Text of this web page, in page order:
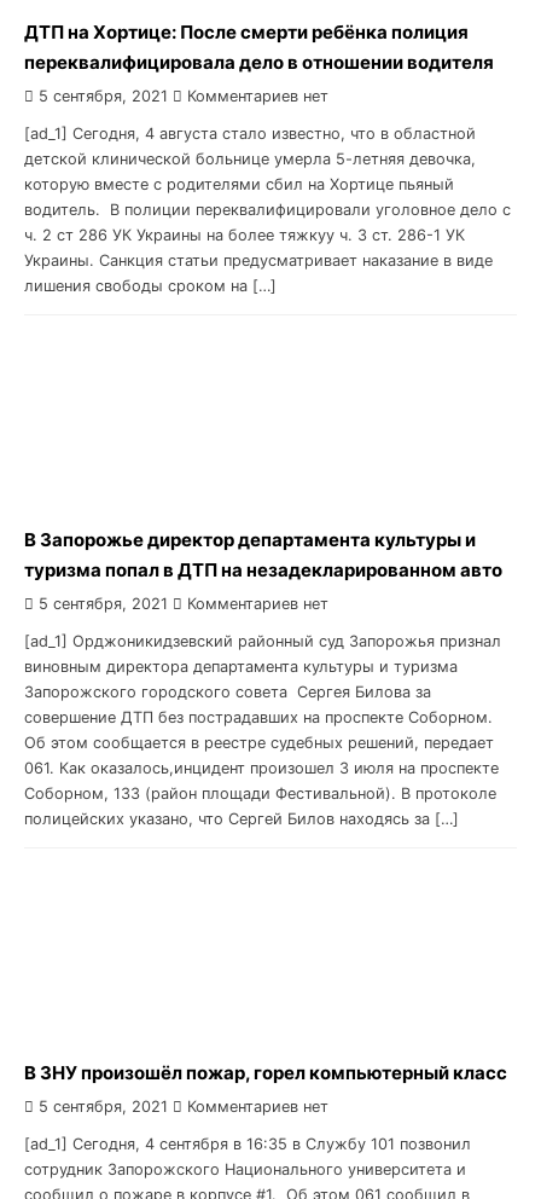
ДТП на Хортице: После смерти ребёнка полиция
переквалифицировала дело в отношении водителя
5 сентября, 2021 Комментариев нет
[ad_1] Сегодня, 4 августа стало известно, что в областной
детской клинической больнице умерла 5-летняя девочка,
которую вместе с родителями сбил на Хортице пьяный
водитель. В полиции переквалифицировали уголовное дело с
ч. 2 ст 286 УК Украины на более тяжкуу ч. 3 ст. 286-1 УК
Украины. Санкция статьи предусматривает наказание в виде
лишения свободы сроком на […]
В Запорожье директор департамента культуры и
туризма попал в ДТП на незадекларированном авто
5 сентября, 2021 Комментариев нет
[ad_1] Орджоникидзевский районный суд Запорожья признал
виновным директора департамента культуры и туризма
Запорожского городского совета Сергея Билова за
совершение ДТП без пострадавших на проспекте Соборном.
Об этом сообщается в реестре судебных решений, передает
061. Как оказалось,инцидент произошел 3 июля на проспекте
Соборном, 133 (район площади Фестивальной). В протоколе
полицейских указано, что Сергей Билов находясь за […]
В ЗНУ произошёл пожар, горел компьютерный класс
5 сентября, 2021 Комментариев нет
[ad_1] Сегодня, 4 сентября в 16:35 в Службу 101 позвонил
сотрудник Запорожского Национального университета и
сообщил о пожаре в корпусе #1. Об этом 061 сообщил в